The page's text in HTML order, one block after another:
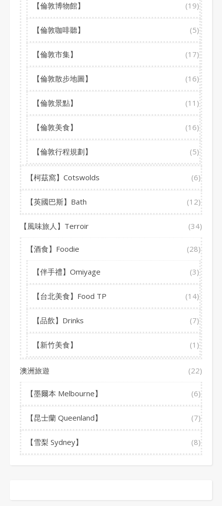
【倫敦博物館】 (19)
【倫敦咖啡聽】 (5)
【倫敦市集】 (17)
【倫敦散步地圖】 (16)
【倫敦景點】 (11)
【倫敦美食】 (16)
【倫敦行程規劃】 (5)
【柯茲窩】Cotswolds (6)
【英國巴斯】Bath (12)
【風味旅人】Terroir (34)
【酒食】Foodie (28)
【伴手禮】Omiyage (3)
【台北美食】Food TP (14)
【品飲】Drinks (7)
【新竹美食】 (1)
澳洲旅遊 (22)
【墨爾本 Melbourne】 (6)
【昆士蘭 Queenland】 (7)
【雪梨 Sydney】 (8)